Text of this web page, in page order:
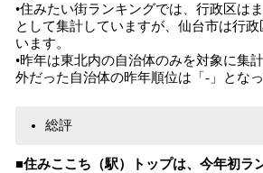
•住みたい街ランキングでは、行政区は
として集計していますが、仙台市は行
います。
•昨年は東北内の自治体のみを対象に集
外だった自治体の昨年順位は「-」となっ
総評
■住みここち（駅）トップは、今年初ラ